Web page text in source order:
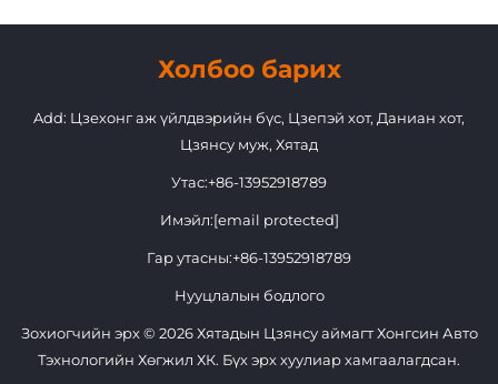
Холбоо барих
Add: Цзехонг аж үйлдвэрийн бүс, Цзепэй хот, Даниан хот,
Цзянсу муж, Хятад
Утас:+86-13952918789
Имэйл:[email protected]
Гар утасны:+86-13952918789
Нууцлалын бодлого
Зохиогчийн эрх © 2026 Хятадын Цзянсу аймагт Хонгсин Авто
Тэхнологийн Хөгжил ХК. Бүх эрх хуулиар хамгаалагдсан.